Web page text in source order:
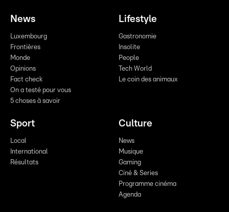
News
Luxembourg
Frontières
Monde
Opinions
Fact check
On a testé pour vous
5 choses à savoir
Lifestyle
Gastronomie
Insolite
People
Tech World
Le coin des animaux
Sport
Local
International
Résultats
Culture
News
Musique
Gaming
Ciné & Series
Programme cinéma
Agenda